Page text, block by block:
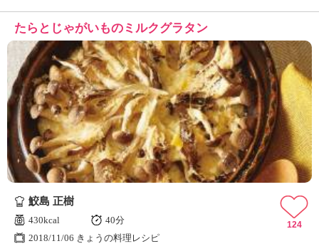
たらとじゃがいものミルクグラタン
鮫島 正樹
430kcal
40分
2018/11/06 きょうの料理レシピ
124